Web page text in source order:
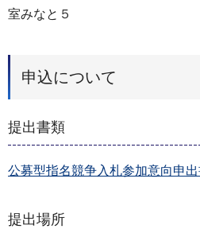
室みなと５
申込について
提出書類
公募型指名競争入札参加意向申出
提出場所